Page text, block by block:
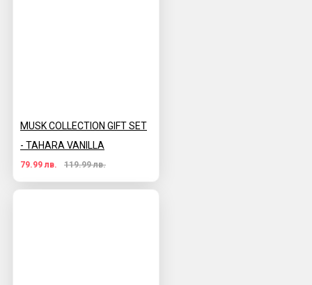
MUSK COLLECTION GIFT SET
- TAHARA VANILLA
79.99 лв. 119.99 лв.